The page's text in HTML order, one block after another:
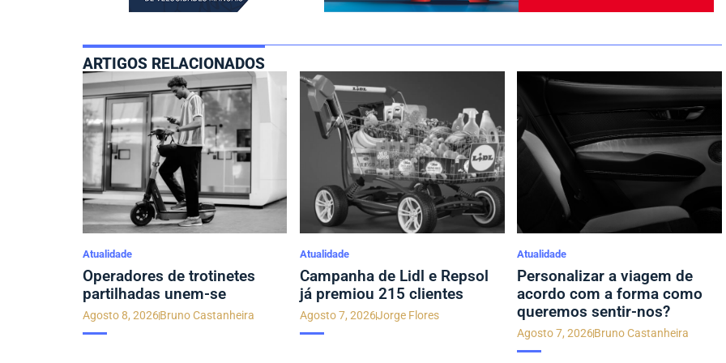
ARTIGOS RELACIONADOS
Atualidade
Operadores de trotinetes
partilhadas unem-se
Agosto 8, 2026Bruno Castanheira
Atualidade
Campanha de Lidl e Repsol
já premiou 215 clientes
Agosto 7, 2026Jorge Flores
Atualidade
Personalizar a viagem de
acordo com a forma como
queremos sentir-nos?
Agosto 7, 2026Bruno Castanheira